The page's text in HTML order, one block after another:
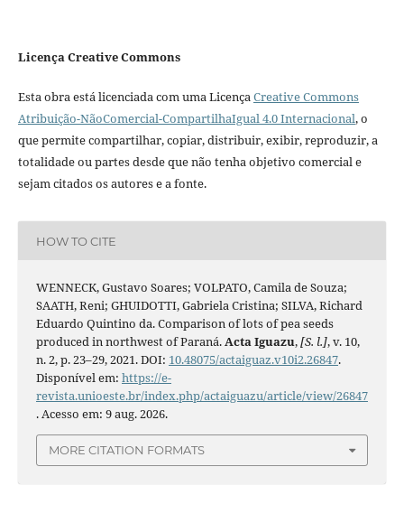
Licença Creative Commons
Esta obra está licenciada com uma LicençaCreative Commons
Atribuição-NãoComercial-CompartilhaIgual 4.0 Internacional, o
que permite compartilhar, copiar, distribuir, exibir, reproduzir, a
totalidade ou partes desde que não tenha objetivo comercial e
sejam citados os autores e a fonte.
HOW TO CITE
WENNECK, Gustavo Soares; VOLPATO, Camila de Souza;
SAATH, Reni; GHUIDOTTI, Gabriela Cristina; SILVA, Richard
Eduardo Quintino da. Comparison of lots of pea seeds
produced in northwest of Paraná.Acta Iguazu,[S. l.], v. 10,
n. 2, p. 23–29, 2021. DOI: 10.48075/actaiguaz.v10i2.26847.
Disponível em: https://e-
revista.unioeste.br/index.php/actaiguazu/article/view/26847
. Acesso em: 9 aug. 2026.
MORE CITATION FORMATS